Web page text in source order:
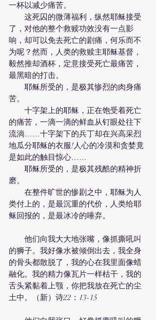
一杯以减少痛苦。
这死囚的微薄福利，纵然耶稣接受
了，对他的整个救赎功效没有一点影
响，却可以免去死亡的剧痛，何乐而不
为呢？然而，人类的救赎主耶稣基督，
毅然推却酒杯，定意接受死亡最痛苦，
最黑暗的打击。
耶稣所受的，是极其惨烈的肉身痛
苦。
十字架上的耶稣，正在饱受着死亡
的痛苦，一滴一滴的鲜血从钉眼处往下
流淌……十字架下的兵丁却在兴高采烈
地瓜分耶稣的衣服!人心的冷漠和贪婪竟
是如此的触目惊心……
耶稣所受的，是极其残酷的精神折
磨。
在整件旷世的惨剧之中，耶稣为人
类付上的，是最沉重的代价，人类给耶
稣回报的，是最冰冷的唾弃。
他们向我大大地张嘴，像抓撕吼叫
的狮子。我好像水被倾倒出去，我全身
的骨头都散脱了，我的心在我里面像蜡
融化。我的精力像瓦片一样枯干，我的
舌头紧黏着上颚，你把我放在死亡的尘
土中。（新）诗22：13-15